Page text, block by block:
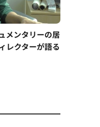
メンタリーの居
レクターが語る